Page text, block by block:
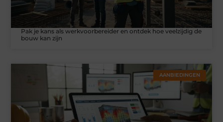
Pak je kans als werkvoorbereider en ontdek hoe veelzijdig de
bouw kan zijn
AANBIEDINGEN